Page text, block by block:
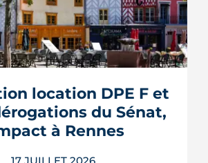
aussi assurer. Entre
les garanties utiles
commerciales, ce guide
pour rien.
LIRE L'ARTICLE
location DPE F et
du Sénat,
à Rennes